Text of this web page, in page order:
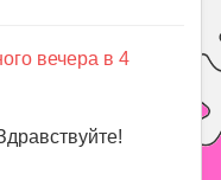
вечера в 4